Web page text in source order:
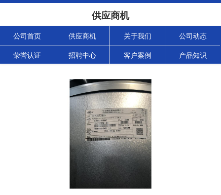
供应商机
公司首页 供应商机 关于我们 公司动态
荣誉认证 招聘中心 客户案例 产品知识